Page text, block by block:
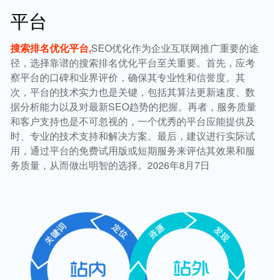
平台
搜索排名优化平台,SEO优化作为企业互联网推广重要的途
径，选择靠谱的搜索排名优化平台至关重要。首先，应考
察平台的口碑和业界评价，确保其专业性和信誉度。其
次，平台的技术实力也是关键，包括其算法更新速度、数
据分析能力以及对最新SEO趋势的把握。再者，服务质量
和客户支持也是不可忽视的，一个优秀的平台应能提供及
时、专业的技术支持和解决方案。最后，建议进行实际试
用，通过平台的免费试用版或短期服务来评估其效果和服
务质量，从而做出明智的选择。2026年8月7日